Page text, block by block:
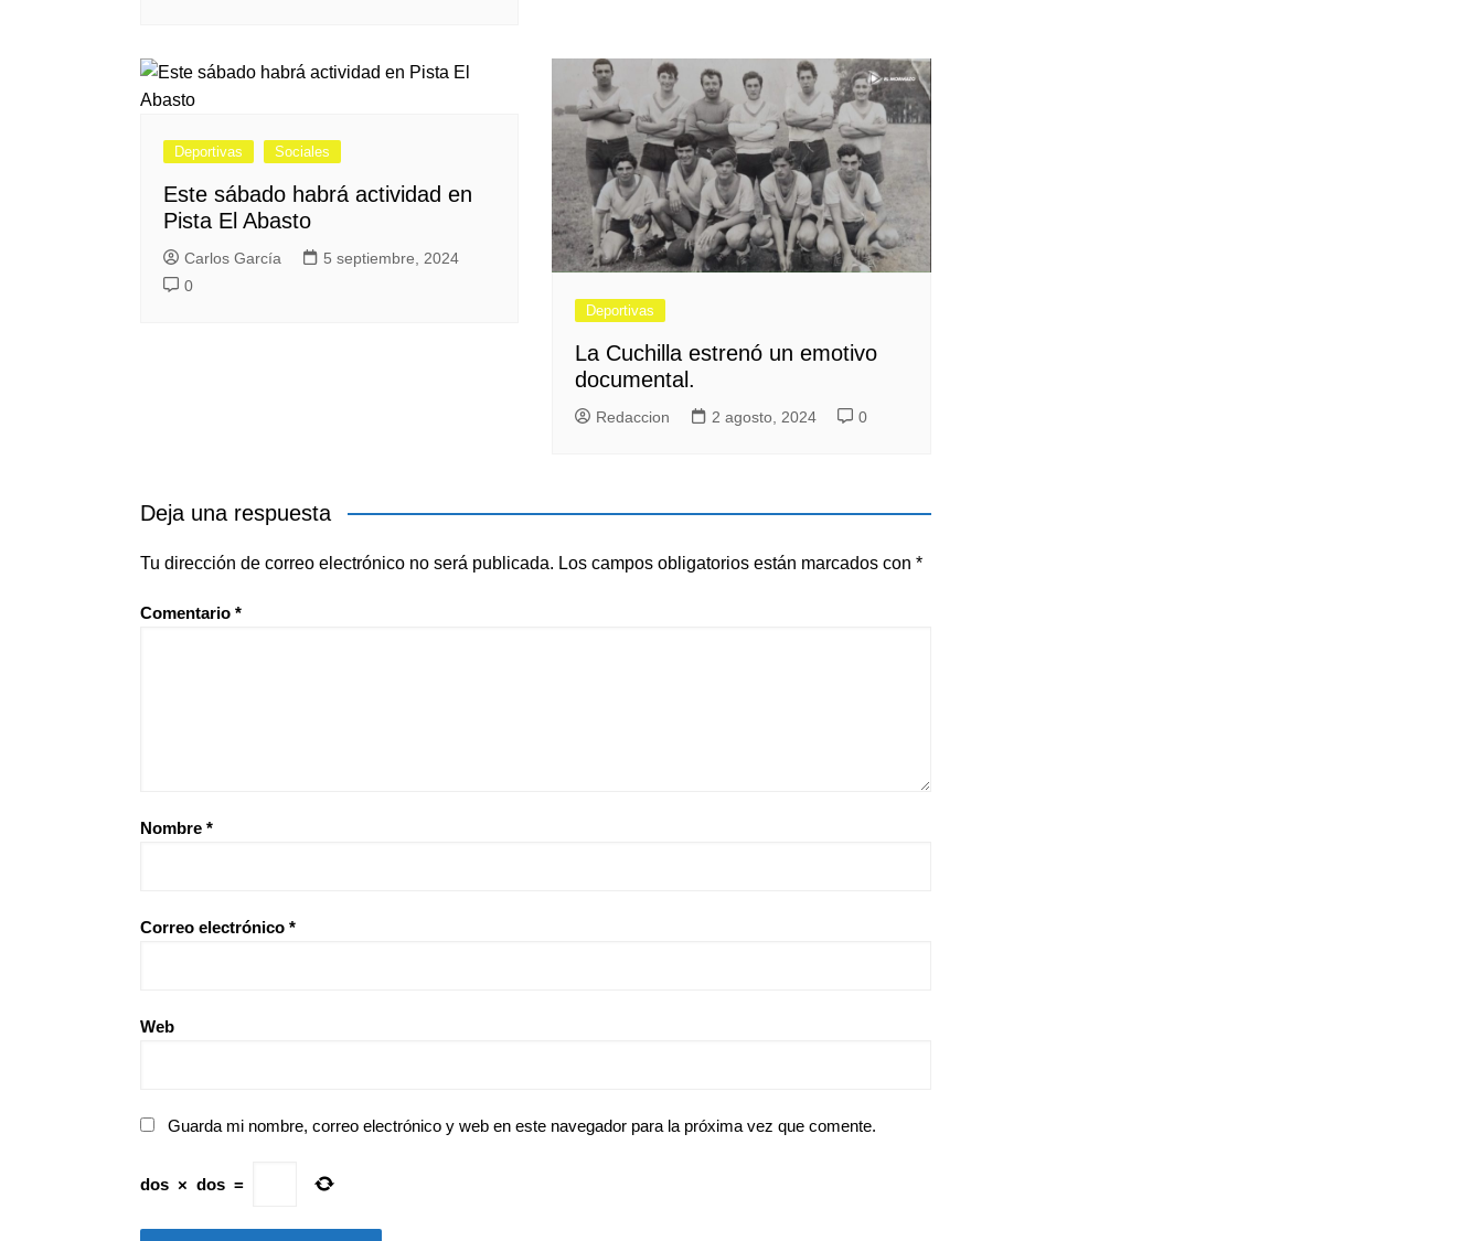
Deportivas Sociales
Este sábado habrá actividad en
Pista El Abasto
Carlos García
5 septiembre, 2024
0
Deportivas
La Cuchilla estrenó un emotivo
documental.
Redaccion 2 agosto, 2024 0
Deja una respuesta
Tu dirección de correo electrónico no será publicada. Los campos obligatorios están marcados con *
Comentario *
Nombre *
Correo electrónico *
Web
Guarda mi nombre, correo electrónico y web en este navegador para la próxima vez que comente.
dos × dos =